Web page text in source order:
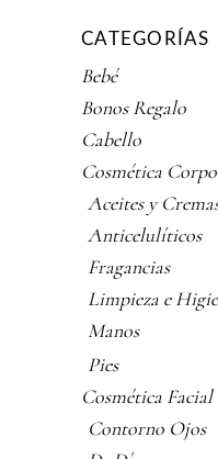
CATEGORÍAS
Bebé
Bonos Regalo
Cabello
Cosmética
Aceites y
Anticelulíticos
Fragancias
Limpieza e
Manos
Pies
Cosmética Facial
Contorno Ojos